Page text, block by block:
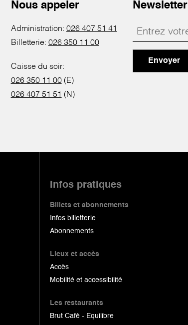
Nous appeler
Administration: 026 407 51 41
Billetterie: 026 350 11 00
Caisse du soir:
026 350 11 00(E)
026 407 51 51 (N)
Newsletter
Envoyer
Infos pratiques
Billets et abonnements
Infos billetterie
Abonnements
Lieux et accès
Accès
Mobilité et accessibilité
Les restaurants
Brut Café - Equilibre